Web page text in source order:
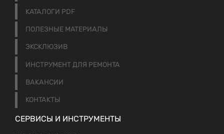
КАТАЛОГИ PDF
ПОЛЕЗНЫЕ МАТЕРИАЛЫ
ЭКСКЛЮЗИВ
ИНСТРУМЕНТ ДЛЯ РЕМОНТА
ВАКАНСИИ
КОНТАКТЫ
СЕРВИСЫ И ИНСТРУМЕНТЫ